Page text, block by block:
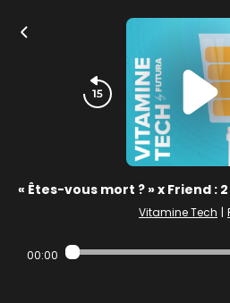
« Êtes-vous mort ? » x Friend :
Vitamine Tech |
00:00